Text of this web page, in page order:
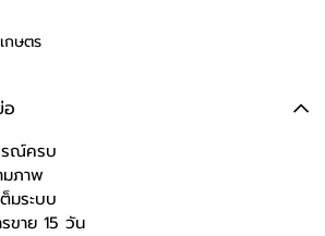
กษตร
ณ์ครบ
มภาพ
มระบบ
ขาย 15 วัน